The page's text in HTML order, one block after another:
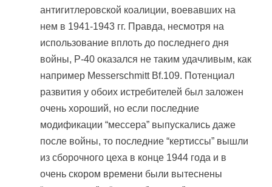
антигитлеровской коалиции, воевавших на
нем в 1941-1943 гг. Правда, несмотря на
использование вплоть до последнего дня
войны, Р-40 оказался не таким удачливым, как
например Messerschmitt Bf.109. Потенциал
развития у обоих истребителей был заложен
очень хороший, но если последние
модификации “мессера” выпускались даже
после войны, то последние “кертиссы” вышли
из сборочного цеха в конце 1944 года и в
очень скором времени были вытеснены